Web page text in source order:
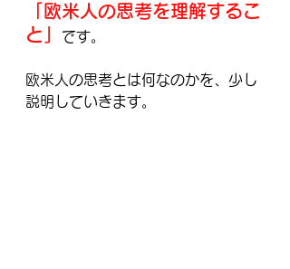
「欧米人の思考を理解するこ
と」
です。
欧米人の思考とは何なのかを、少し
説明していきます。